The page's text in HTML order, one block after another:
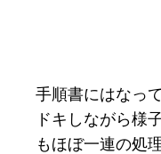
手順書にはなっ
ドキしながら様
もほぼ一連の処